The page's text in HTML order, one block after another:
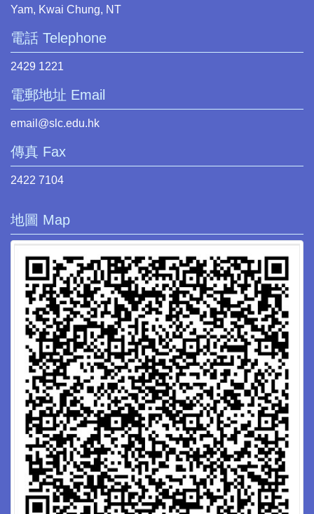
Yam, Kwai Chung, NT
電話 Telephone
2429 1221
電郵地址 Email
email@slc.edu.hk
傳真 Fax
2422 7104
地圖 Map